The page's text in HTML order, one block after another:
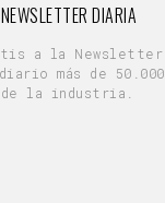
DIARIA
a la Newsletter
más de 50.000
la industria.